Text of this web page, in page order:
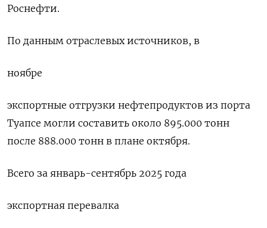
Роснефти.
По данным отраслевых источников, в
ноябре
экспортные отгрузки нефтепродуктов из порта
Туапсе могли составить около 895.000 тонн
после 888.000 тонн в плане октября.
Всего за январь-сентябрь 2025 года
экспортная перевалка